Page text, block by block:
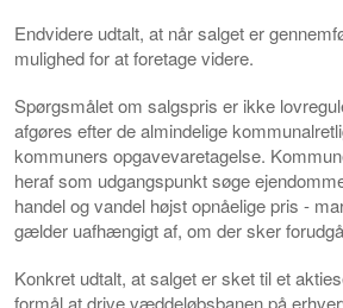
Endvidere udtalt, at når salget er
mulighed for at foretage videre.
Spørgsmålet om salgspris er ikke
afgøres efter de almindelige
kommuners opgavevaretagelse.
heraf som udgangspunkt søge
handel og vandel højst opnåelige pris -
gælder uafhængigt af, om der sker
Konkret udtalt, at salget er sket til et
formål at drive væddeløbsbanen på